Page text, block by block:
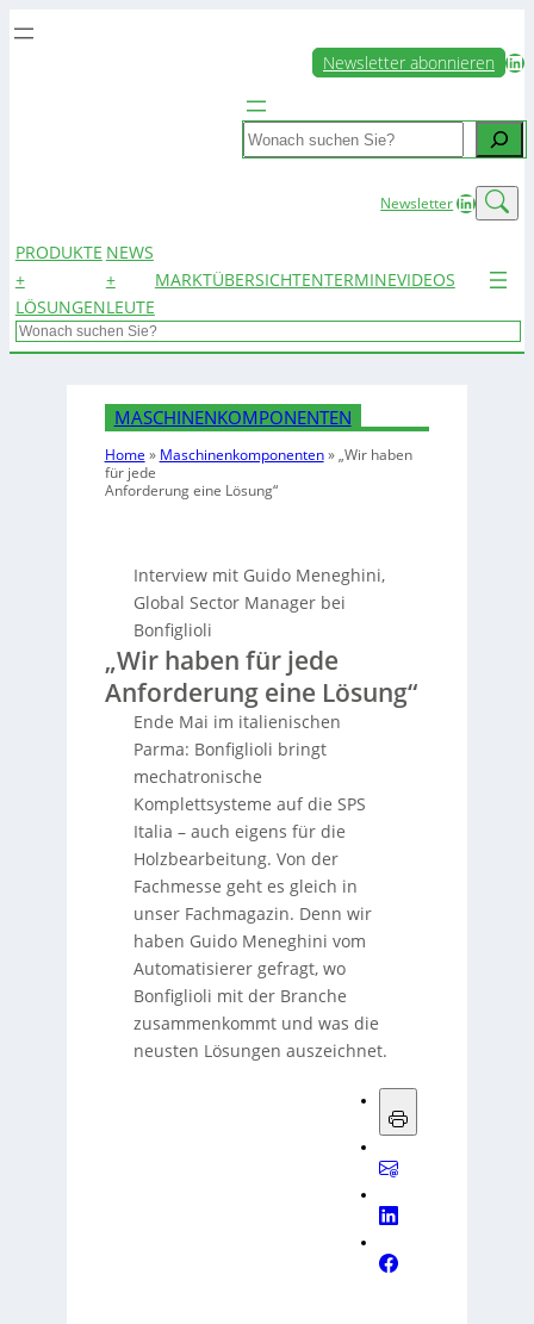
Newsletter abonnieren LinkedIn
Search
NewsletterLinkedIn
PRODUKTE
+
LÖSUNGEN
NEWS
+
LEUTE
MARKTÜBERSICHTENTERMINEVIDEOS
Search
MASCHINENKOMPONENTEN
Home » Maschinenkomponenten»„Wir haben
für jede
Anforderung eine Lösung“
Interview mit Guido Meneghini,
Global Sector Manager bei
Bonfiglioli
„Wir haben für jede
Anforderung eine Lösung“
Ende Mai im italienischen
Parma: Bonfiglioli bringt
mechatronische
Komplettsysteme auf die SPS
Italia – auch eigens für die
Holzbearbeitung. Von der
Fachmesse geht es gleich in
unser Fachmagazin. Denn wir
haben Guido Meneghini vom
Automatisierer gefragt, wo
Bonfiglioli mit der Branche
zusammenkommt und was die
neusten Lösungen auszeichnet.